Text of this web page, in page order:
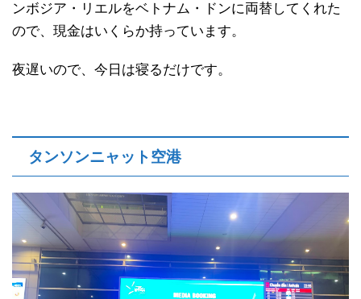
ンボジア・リエルをベトナム・ドンに両替してくれた
ので、現金はいくらか持っています。
夜遅いので、今日は寝るだけです。
タンソンニャット空港